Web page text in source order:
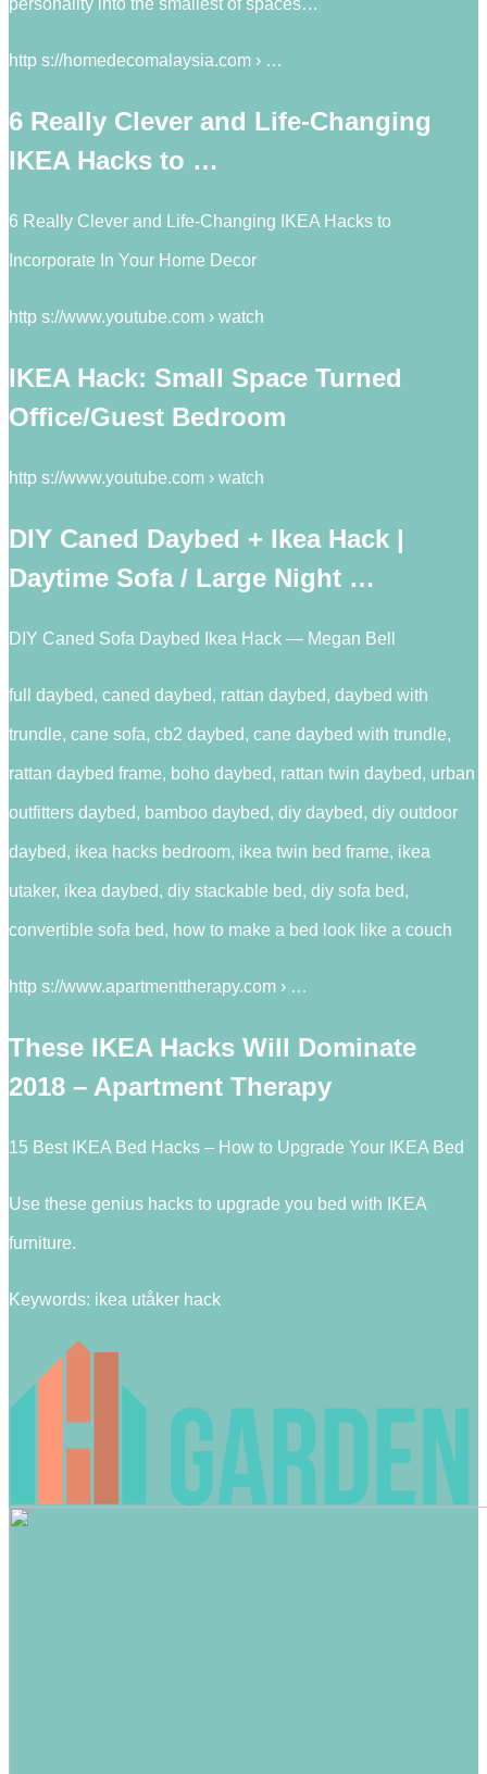
personality into the smallest of spaces…
http s://homedecomalaysia.com › …
6 Really Clever and Life-Changing
IKEA Hacks to …
6 Really Clever and Life-Changing IKEA Hacks to
Incorporate In Your Home Decor
http s://www.youtube.com › watch
IKEA Hack: Small Space Turned
Office/Guest Bedroom
http s://www.youtube.com › watch
DIY Caned Daybed + Ikea Hack |
Daytime Sofa / Large Night …
DIY Caned Sofa Daybed Ikea Hack — Megan Bell
full daybed, caned daybed, rattan daybed, daybed with
trundle, cane sofa, cb2 daybed, cane daybed with trundle,
rattan daybed frame, boho daybed, rattan twin daybed, urban
outfitters daybed, bamboo daybed, diy daybed, diy outdoor
daybed, ikea hacks bedroom, ikea twin bed frame, ikea
utaker, ikea daybed, diy stackable bed, diy sofa bed,
convertible sofa bed, how to make a bed look like a couch
http s://www.apartmenttherapy.com › …
These IKEA Hacks Will Dominate
2018 – Apartment Therapy
15 Best IKEA Bed Hacks – How to Upgrade Your IKEA Bed
Use these genius hacks to upgrade you bed with IKEA
furniture.
Keywords: ikea utåker hack